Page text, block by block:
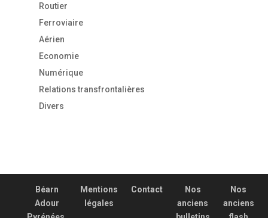
Routier
Ferroviaire
Aérien
Economie
Numérique
Relations transfrontalières
Divers
Béarn
Adour
Mentions
légales
Contact
Nos
anciens
Nos
anciens